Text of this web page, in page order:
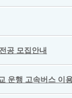
공 모집안내
운행 고속버스 이